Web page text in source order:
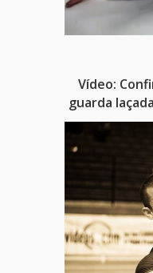
Vídeo:
guarda